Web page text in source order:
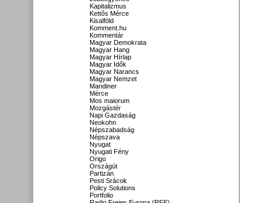
Kapitalizmus
Kettős Mérce
Kisalföld
Komment.hu
Kommentár
Magyar Demokrata
Magyar Hang
Magyar Hírlap
Magyar Idők
Magyar Narancs
Magyar Nemzet
Mandiner
Mérce
Mos maiorum
Mozgástér
Napi Gazdaság
Neokohn
Népszabadság
Népszava
Nyugat
Nyugati Fény
Origo
Országút
Partizán
Pesti Srácok
Policy Solutions
Portfolio